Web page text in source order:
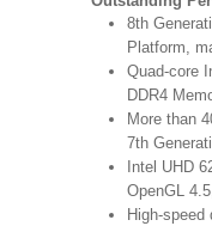
8th
Platform,
Quad-core
DDR4
More than
7th
Intel UHD
OpenGL
High-